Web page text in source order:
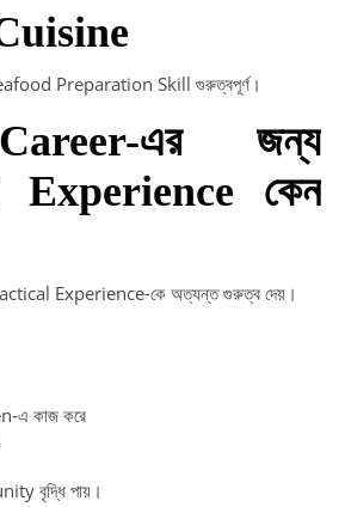
Preparation Skill গুরুত্বপূর্ণ।
এর জন্য
Experience কেন
Experience-কে অত্যন্ত গুরুত্ব দেয়।
এ কাজ করে
বৃদ্ধি পায়।